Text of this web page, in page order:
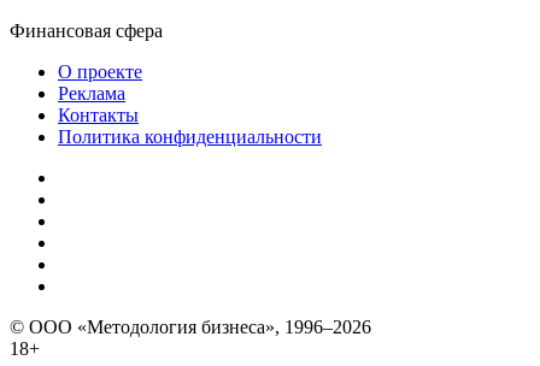
Финансовая сфера
О проекте
Реклама
Контакты
Политика конфиденциальности
© ООО «Методология бизнеса», 1996–2026
18+